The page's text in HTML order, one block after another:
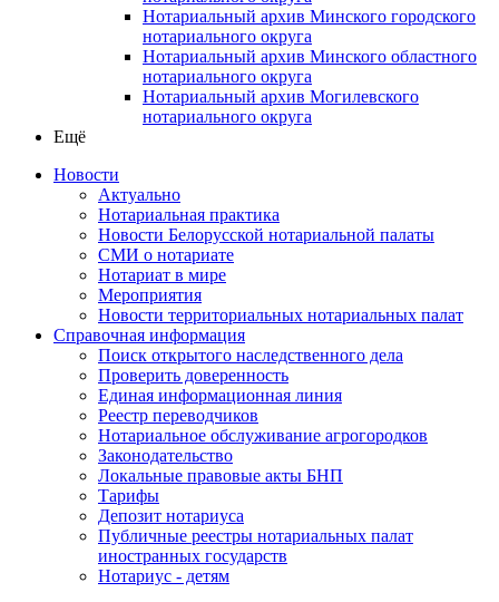
Нотариальный архив Минского городского
нотариального округа
Нотариальный архив Минского областного
нотариального округа
Нотариальный архив Могилевского
нотариального округа
Ещё
Новости
Актуально
Нотариальная практика
Новости Белорусской нотариальной палаты
СМИ о нотариате
Нотариат в мире
Мероприятия
Новости территориальных нотариальных палат
Справочная информация
Поиск открытого наследственного дела
Проверить доверенность
Единая информационная линия
Реестр переводчиков
Нотариальное обслуживание агрогородков
Законодательство
Локальные правовые акты БНП
Тарифы
Депозит нотариуса
Публичные реестры нотариальных палат
иностранных государств
Нотариус - детям